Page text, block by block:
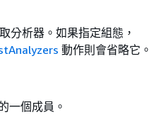
分析器。如果指定組態，
動作則會省略它。
一個成員。